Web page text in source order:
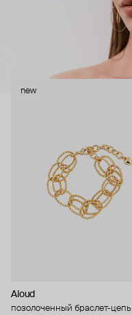
new
Aloud
позолоченный браслет-цепь